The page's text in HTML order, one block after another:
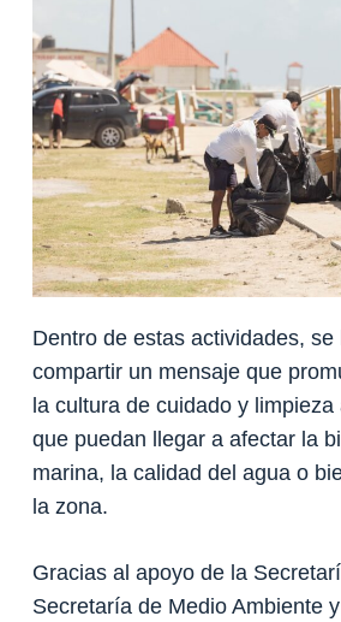
Dentro de estas actividades, se
compartir un mensaje que
la cultura de cuidado y
que puedan llegar a afectar la
marina, la calidad del agua o
la zona.
Gracias al apoyo de la
Secretaría de Medio Ambiente